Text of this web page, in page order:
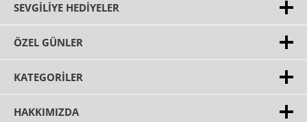
SEVGILIYE HEDIYELER
ÖZEL GÜNLER
KATEGORILER
HAKKIMIZDA